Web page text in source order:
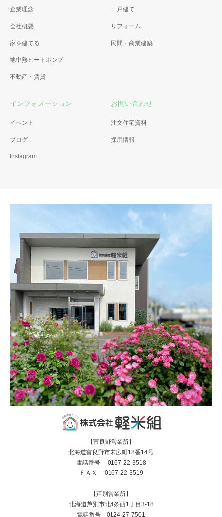
企業理念
会社概要
家を建てる
地中熱ヒートポンプ
不動産・賃貸
一戸建て
リフォーム
民間・商業建築
インフォメーション
イベント
ブログ
Instagram
お問い合わせ
注文住宅資料
採用情報
【富良野営業所】
北海道富良野市末広町18番14号
電話番号 0167-22-3518
ＦＡＸ 0167-22-3519
【芦別営業所】
北海道芦別市北4条西1丁目3-18
電話番号 0124-27-7501